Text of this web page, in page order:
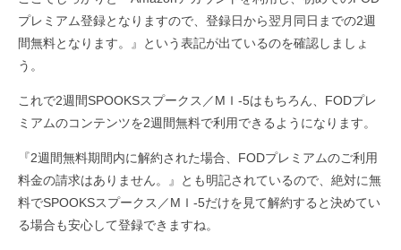
プレミアム登録となりますので、登録日から翌月同日までの2週
間無料となります。』という表記が出ているのを確認しましょ
う。
これで2週間SPOOKSスプークス／MＩ-5はもちろん、FODプレ
ミアムのコンテンツを2週間無料で利用できるようになります。
『2週間無料期間内に解約された場合、FODプレミアムのご利用
料金の請求はありません。』とも明記されているので、絶対に無
料でSPOOKSスプークス／MＩ-5だけを見て解約すると決めてい
る場合も安心して登録できますね。